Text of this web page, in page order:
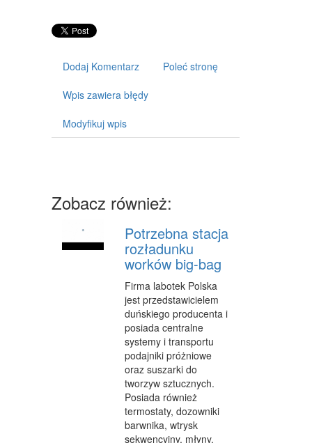
PRZEMYSŁ METALOWY
TRANSPORT
CZĘŚCI SAMOCHODOWE
USŁUGI MOTORYZACYJNE
PUBLIC RELATIONS
AGENCJE REKLAMOWE
MATERIAŁY REKLAMOWE
INNE AGENCJE
GIMNASTYKA
IMPREZY INTEGRACYJNE
HOBBY
BRANŻE
Dodaj Komentarz Poleć stronę
Wpis zawiera błędy
Modyfikuj wpis
Zobacz również:
Potrzebna stacja
rozładunku
worków big-bag
Firma labotek Polska
jest przedstawicielem
duńskiego producenta i
posiada centralne
systemy i transportu
podajniki próżniowe
oraz suszarki do
tworzyw sztucznych.
Posiada również
termostaty, dozowniki
barwnika, wtrysk
sekwencyjny, młyny,